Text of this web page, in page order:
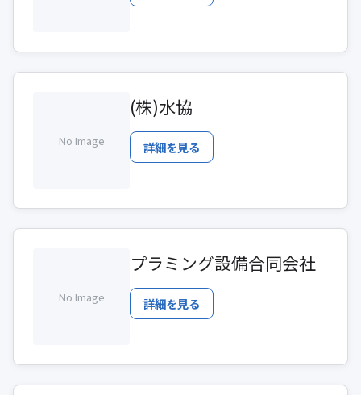
No Image
(株)水協
詳細を見る
No Image
プラミング設備合同会社
詳細を見る